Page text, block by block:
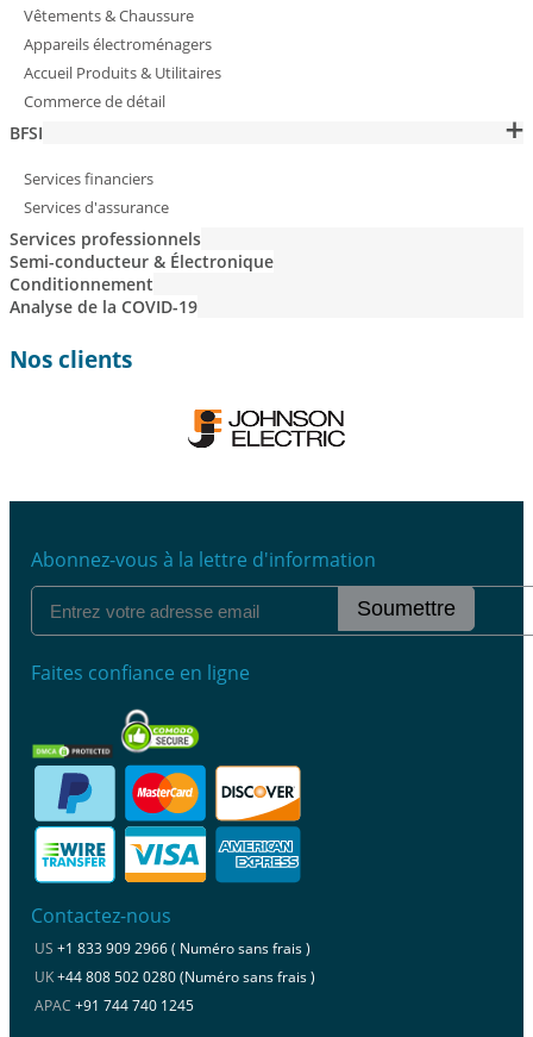
Vêtements & Chaussure
Appareils électroménagers
Accueil Produits & Utilitaires
Commerce de détail
BFSI
Services financiers
Services d'assurance
Services professionnels
Semi-conducteur & Électronique
Conditionnement
Analyse de la COVID-19
Nos clients
Abonnez-vous à la lettre d'information
Soumettre
Faites confiance en ligne
Contactez-nous
US +1 833 909 2966 ( Numéro sans frais )
UK+44 808 502 0280 (Numéro sans frais )
APAC +91 744 740 1245